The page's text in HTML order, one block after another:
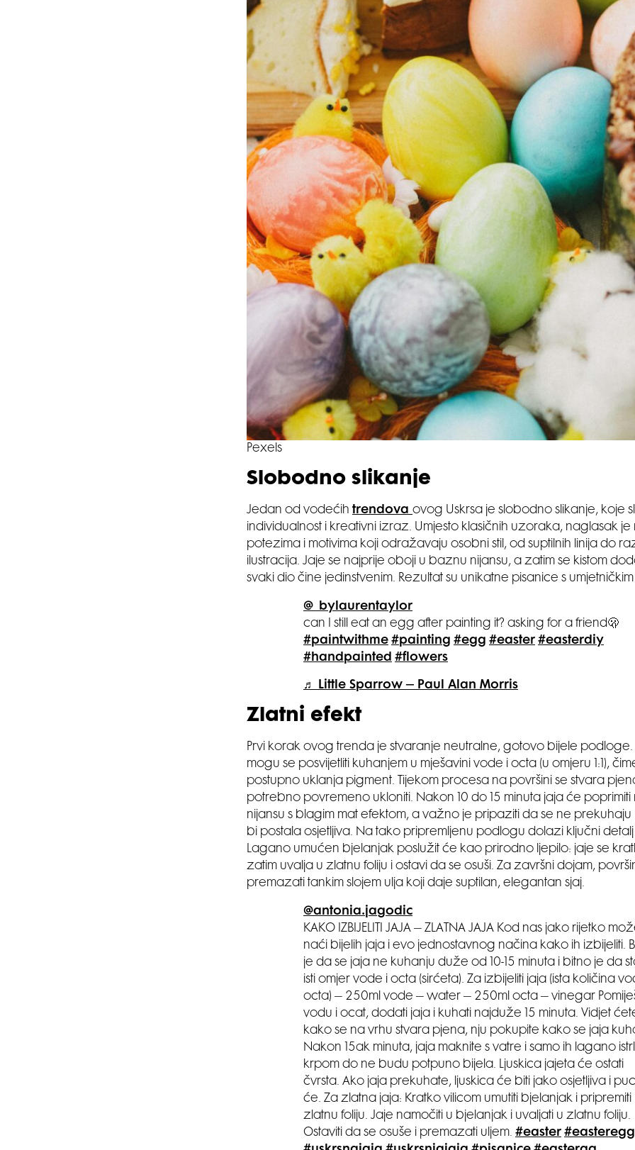
Pexels
Slobodno slikanje
Jedan od vodećih trendova ovog Uskrsa je slobodno slikanje, koje
individualnost i kreativni izraz. Umjesto klasičnih uzoraka, naglasak je
potezima i motivima koji odražavaju osobni stil, od suptilnih linija do
ilustracija. Jaje se najprije oboji u baznu nijansu, a zatim se kistom
svaki dio čine jedinstvenim. Rezultat su unikatne pisanice s
@_bylaurentaylor
can I still eat an egg after painting it? asking for a friend🫢
#paintwithme #painting #egg #easter #easterdiy
#handpainted #flowers
♬ Little Sparrow – Paul Alan Morris
Zlatni efekt
Prvi korak ovog trenda je stvaranje neutralne, gotovo bijele podloge.
mogu se posvijetliti kuhanjem u mješavini vode i octa (u omjeru 1:1),
postupno uklanja pigment. Tijekom procesa na površini se stvara
potrebno povremeno ukloniti. Nakon 10 do 15 minuta jaja će poprimiti
nijansu s blagim mat efektom, a važno je pripaziti da se ne prekuhaju
bi postala osjetljiva. Na tako pripremljenu podlogu dolazi ključni
Lagano umućen bjelanjak poslužit će kao prirodno ljepilo: jaje se
zatim uvalja u zlatnu foliju i ostavi da se osuši. Za završni dojam,
premazati tankim slojem ulja koji daje suptilan, elegantan sjaj.
@antonia.jagodic
KAKO IZBIJELITI JAJA – ZLATNA JAJA Kod nas jako rijetko
naći bijelih jaja i evo jednostavnog načina kako ih izbijeliti.
je da se jaja ne kuhanju duže od 10-15 minuta i bitno je da
isti omjer vode i octa (sirćeta). Za izbijeliti jaja (ista količina
octa) – 250ml vode – water – 250ml octa – vinegar
vodu i ocat, dodati jaja i kuhati najduže 15 minuta. Vidjet
kako se na vrhu stvara pjena, nju pokupite kako se jaja
Nakon 15ak minuta, jaja maknite s vatre i samo ih lagano
krpom do ne budu potpuno bijela. Ljuskica jajeta će ostati
čvrsta. Ako jaja prekuhate, ljuskica će biti jako osjetljiva i
će. Za zlatna jaja: Kratko vilicom umutiti bjelanjak i pripremiti
zlatnu foliju. Jaje namočiti u bjelanjak i uvaljati u zlatnu foliju.
Ostaviti da se osuše i premazati uljem. #easter